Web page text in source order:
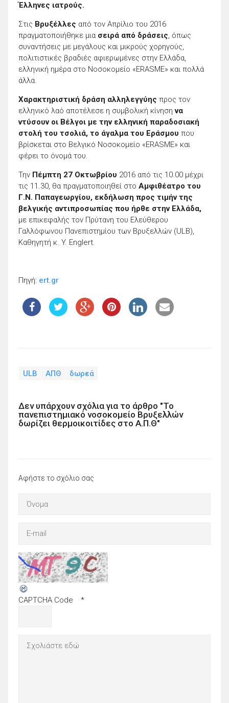
Έλληνες ιατρούς.
Στις Βρυξέλλες από τον Απρίλιο του 2016
πραγματοποιήθηκε μια σειρά από δράσεις, όπως
συναντήσεις με μεγάλους και μικρούς χορηγούς,
πολιτιστικές βραδιές αφιερωμένες στην Ελλάδα,
ελληνική ημέρα στο Νοσοκομείο «ERASME» και πολλά
άλλα.
Χαρακτηριστική δράση αλληλεγγύης προς τον
ελληνικό λαό αποτέλεσε η συμβολική κίνησηνα
ντύσουν οι Βέλγοι με την ελληνική παραδοσιακή
στολή του τσολιά, το άγαλμα του Εράσμου που
βρίσκεται στο Βελγικό Νοσοκομείο «ERASME» και
φέρει το όνομά του.
Την Πέμπτη 27 Οκτωβρίου 2016 από τις 10.00 μέχρι
τις 11.30, θα πραγματοποιηθεί στο Αμφιθέατρο του
Γ.Ν. Παπαγεωργίου, εκδήλωση προς τιμήν της
βελγικής αντιπροσωπίας που ήρθε στην Ελλάδα,
με επικεφαλής τον Πρύτανη του Ελεύθερου
Γαλλόφωνου Πανεπιστημίου των Βρυξελλών (ULB),
Καθηγητή κ. Y. Englert.
Πηγή: ert.gr
ULB ΑΠΘ δωρεά
Δεν υπάρχουν σχόλια για το άρθρο "Το
πανεπιστημιακό νοσοκομείο Βρυξελλών
δωρίζει θερμοικοιτίδες στο Α.Π.Θ"
Αφήστε το σχόλιο σας
CAPTCHA Code *